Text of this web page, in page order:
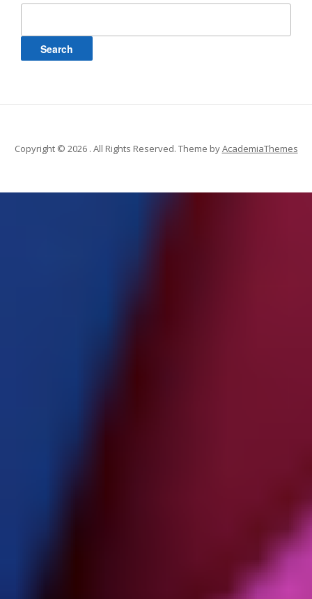
Copyright © 2026 . All Rights Reserved. Theme byAcademiaThemes